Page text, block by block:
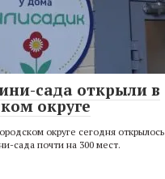
сада открыли в
округе
округе сегодня открылось
сада почти на 300 мест.